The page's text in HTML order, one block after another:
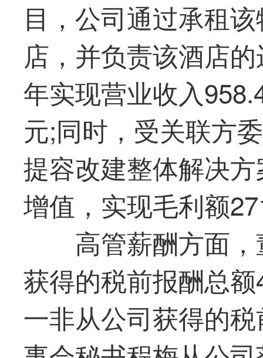
目，公司通过承租
店，并负责该酒店
年实现营业收入
元;同时，受关联方
提容改建整体解决
增值，实现毛利额
高管薪酬方面
获得的税前报酬总
一非从公司获得的